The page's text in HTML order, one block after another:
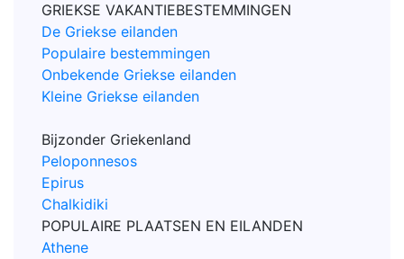
GRIEKSE VAKANTIEBESTEMMINGEN
De Griekse eilanden
Populaire bestemmingen
Onbekende Griekse eilanden
Kleine Griekse eilanden
Bijzonder Griekenland
Peloponnesos
Epirus
Chalkidiki
POPULAIRE PLAATSEN EN EILANDEN
Athene